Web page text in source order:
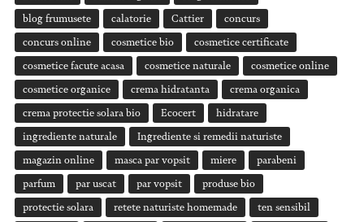
blog frumusete calatorie Cattier concurs
concurs online cosmetice bio cosmetice certificate
cosmetice facute acasa cosmetice naturale cosmetice online
cosmetice organice crema hidratanta crema organica
crema protectie solara bio Ecocert hidratare
ingrediente naturale Ingrediente si remedii naturiste
magazin online masca par vopsit miere parabeni
parfum par uscat par vopsit produse bio
protectie solara retete naturiste homemade ten sensibil